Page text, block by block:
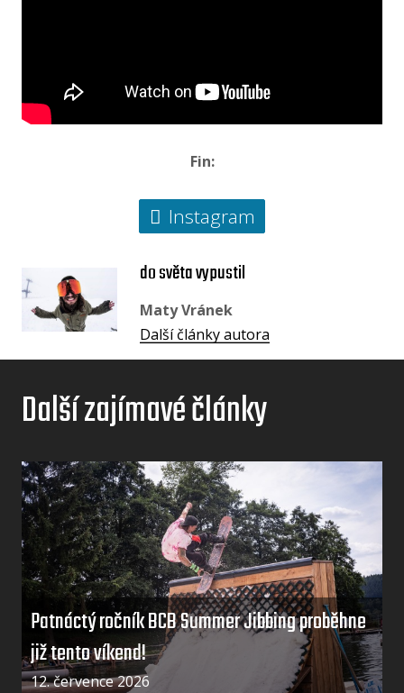
Fin:
Instagram
do světa vypustil
Maty Vránek
Další články autora
Další zajímavé články
Patnáctý ročník BCB Summer Jibbing proběhne
již tento víkend!
12. července 2026